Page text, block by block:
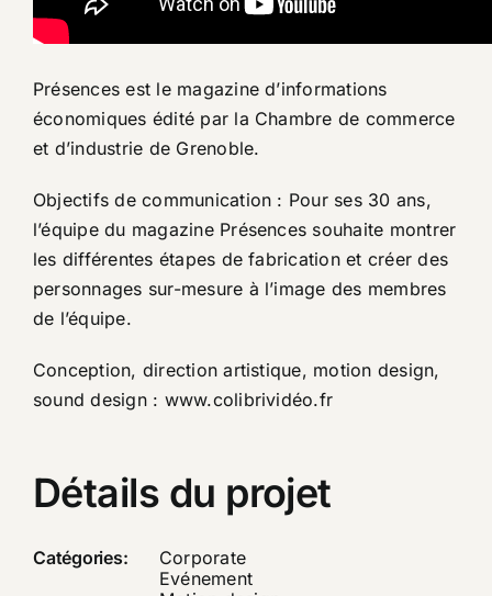
Présences est le magazine d’informations
économiques édité par la Chambre de commerce
et d’industrie de Grenoble.
Objectifs de communication : Pour ses 30 ans,
l’équipe du magazine Présences souhaite montrer
les différentes étapes de fabrication et créer des
personnages sur-mesure à l’image des membres
de l’équipe.
Conception, direction artistique, motion design,
sound design : www.colibrividéo.fr
Détails du projet
Catégories:
Corporate
Evénement